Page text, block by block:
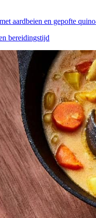
aardbeien en gepofte
bereidingstijd